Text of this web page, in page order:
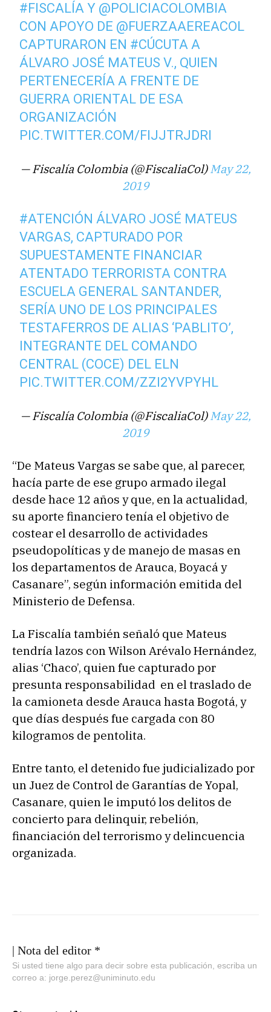
#FISCALÍA Y @POLICIACOLOMBIA
CON APOYO DE @FUERZAAEREACOL
CAPTURARON EN #CÚCUTA A
ÁLVARO JOSÉ MATEUS V., QUIEN
PERTENECERÍA A FRENTE DE
GUERRA ORIENTAL DE ESA
ORGANIZACIÓN
PIC.TWITTER.COM/FIJJTRJDRI
— Fiscalía Colombia (@FiscaliaCol)May 22,
2019
#ATENCIÓN ÁLVARO JOSÉ MATEUS
VARGAS, CAPTURADO POR
SUPUESTAMENTE FINANCIAR
ATENTADO TERRORISTA CONTRA
ESCUELA GENERAL SANTANDER,
SERÍA UNO DE LOS PRINCIPALES
TESTAFERROS DE ALIAS ‘PABLITO’,
INTEGRANTE DEL COMANDO
CENTRAL (COCE) DEL ELN
PIC.TWITTER.COM/ZZI2YVPYHL
— Fiscalía Colombia (@FiscaliaCol)May 22,
2019
“De Mateus Vargas se sabe que, al parecer,
hacía parte de ese grupo armado ilegal
desde hace 12 años y que, en la actualidad,
su aporte financiero tenía el objetivo de
costear el desarrollo de actividades
pseudopolíticas y de manejo de masas en
los departamentos de Arauca, Boyacá y
Casanare”, según información emitida del
Ministerio de Defensa.
La Fiscalía también señaló que Mateus
tendría lazos con Wilson Arévalo Hernández,
alias ‘Chaco’, quien fue capturado por
presunta responsabilidad en el traslado de
la camioneta desde Arauca hasta Bogotá, y
que días después fue cargada con 80
kilogramos de pentolita.
Entre tanto, el detenido fue judicializado por
un Juez de Control de Garantías de Yopal,
Casanare, quien le imputó los delitos de
concierto para delinquir, rebelión,
financiación del terrorismo y delincuencia
organizada.
| Nota del editor *
Si usted tiene algo para decir sobre esta publicación, escriba un
correo a: jorge.perez@uniminuto.edu